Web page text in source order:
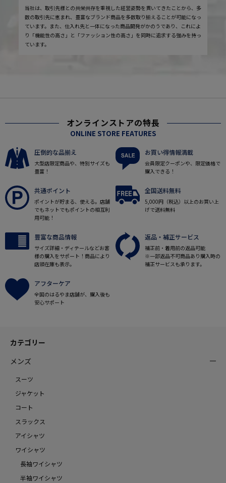
当社は、取引先様との共栄共存を重視した経営姿勢を貫いてきたことから、多
数の取引先に恵まれ、豊富なブランド商品を多数取り揃えることが可能になっ
ています。また、仕入れ先と一体になった商品開発がかのうであり、これによ
り「機能性の高さ」と「ファッション性の高さ」を同時に追求する強みを持っ
ています。
オンラインストアの特長
ONLINE STORE FEATURES
圧倒的な品揃え
大型店限定商品や、特別サイズも
豊富！
お買い得情報満載
会員限定クーポンや、限定価格で
購入できる！
共通ポイント
ポイントが貯まる、使える。店舗
でもネットでもポイントの相互利
用可能！
全国送料無料
5,000円（税込）以上のお買い上
げで送料無料
豊富な商品情報
サイズ詳細・ディテールなどお客
様の購入をサポート！商品により
店頭在庫も表示。
返品・補正サービス
補正前・着用前の返品可能
※一部返品不可商品あり購入時の
補正サービスも承ります。
アフターケア
全国のはるやま店舗が、購入後も
安心サポート
カテゴリー
メンズ
スーツ
ジャケット
コート
スラックス
アイシャツ
ワイシャツ
長袖ワイシャツ
半袖ワイシャツ